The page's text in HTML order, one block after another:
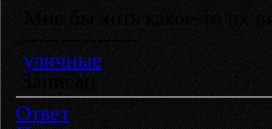
Мне бы хоть какое-то их
----------------
уличные
Записан
Ответ